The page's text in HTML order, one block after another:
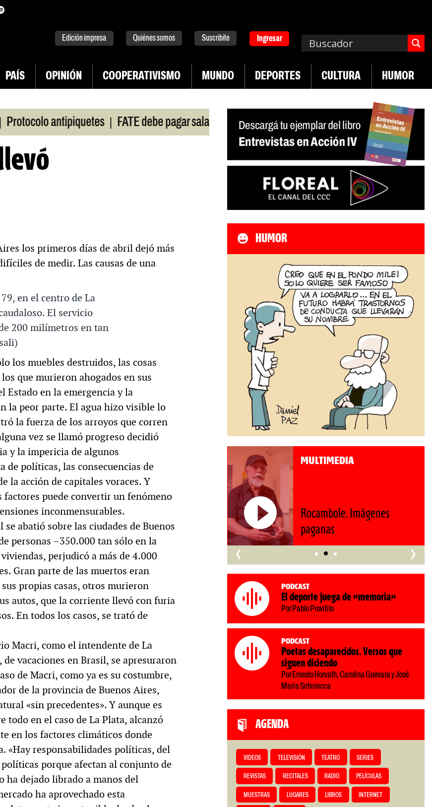
Edición impresa Quiénes somos Suscribite Ingresar
PAÍS OPINIÓN COOPERATIVISMO MUNDO DEPORTES CULTURA HUMOR
antipiquetes | FATE debe pagar salarios | Plan de lucha de UTEP | Exportaciones del agro
los primeros días de abril dejó más
de medir. Las causas de una
en el centro de La
El servicio
200 milímetros en tan
los muebles destruidos, las cosas
que murieron ahogados en sus
Estado en la emergencia y la
la peor parte. El agua hizo visible lo
la fuerza de los arroyos que corren
vez se llamó progreso decidió
y la impericia de algunos
políticas, las consecuencias de
la acción de capitales voraces. Y
puede convertir un fenómeno
inconmensurables.
abatió sobre las ciudades de Buenos
personas –350.000 tan sólo en la
perjudicó a más de 4.000
Gran parte de las muertos eran
propias casas, otros murieron
autos, que la corriente llevó con furia
En todos los casos, se trató de
Macri, como el intendente de La
vacaciones en Brasil, se apresuraron
de Macri, como ya es su costumbre,
de la provincia de Buenos Aires,
«sin precedentes». Y aunque es
todo en el caso de La Plata, alcanzó
en los factores climáticos donde
«Hay responsabilidades políticas, del
porque afectan al conjunto de
ha dejado librado a manos del
ha aprovechado esta
HUMOR
MULTIMEDIA
Rocambole. Imágenes
paganas
MULTIMEDIA
Roberto Pompa. «La reforma
nos retrocede al siglo XIX»
‹ ›
Podcast
El deporte juega de «memoria»
Por Pablo Provitilo
Podcast
Poetas desaparecidos. Versos que
siguen diciendo
Por Ernesto Horvath, Carolina Guevara y José
María Schinocca
AGENDA
VIDEOS TELEVISIÓN TEATRO SERIES
REVISTAS RECITALES RADIO PELÍCULAS
MUESTRAS LUGARES LIBROS INTERNET